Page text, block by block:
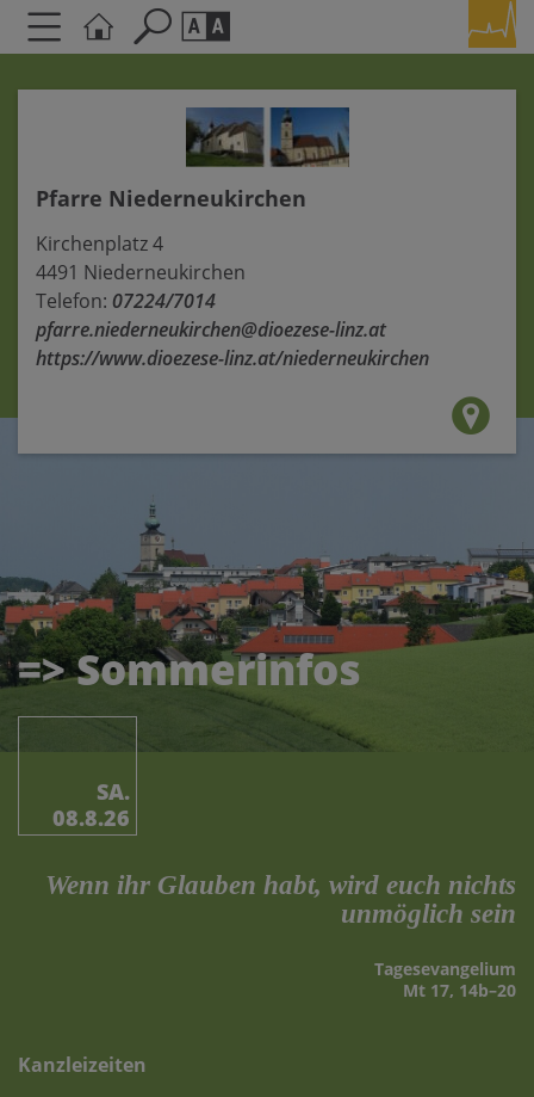
A AA
Kontrasteinstellungen
A A A A A
Pfarre Niederneukirchen
Kirchenplatz 4
4491 Niederneukirchen
Telefon: 07224/7014
pfarre.niederneukirchen@dioezese-linz.at
https://www.dioezese-linz.at/niederneukirchen
=> Sommerinfos
SA.
08.8.26
Wenn ihr Glauben habt, wird euch nichts
unmöglich sein
Tages­evangelium
Mt 17, 14b–20
Kanzleizeiten